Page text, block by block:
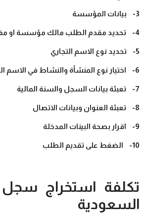
3- بيانات المؤسسة
4- تحديد مقدم الطلب مالك مؤسسة او مفوض
5- تحديد نوع الاسم التجاري
6- اختيار نوع المنشأة والنشاط في الاسم التجاري
7- تعبئة بيانات السجل والسنة المالية
8- تعبئة العنوان وبيانات الاتصال
9- اقرار بصحة البينات المدخلة
10- الضغط على تقديم الطلب
تكلفة استخراج
السعودية